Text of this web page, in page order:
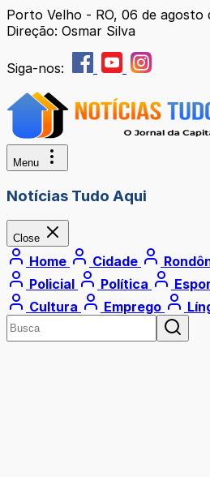
Porto Velho - RO, 06 de agosto
Direção: Osmar Silva
Siga-nos:
Menu
Notícias Tudo Aqui
Close
Home Cidade
Policial
Política
Cultura
Emprego